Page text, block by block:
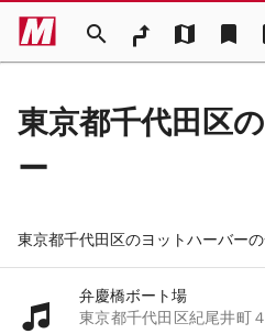
search map bookmark
東京都千代田区
ー
東京都千代田区のヨットハーバーの
弁慶橋ボート場
東京都千代田区紀尾井町